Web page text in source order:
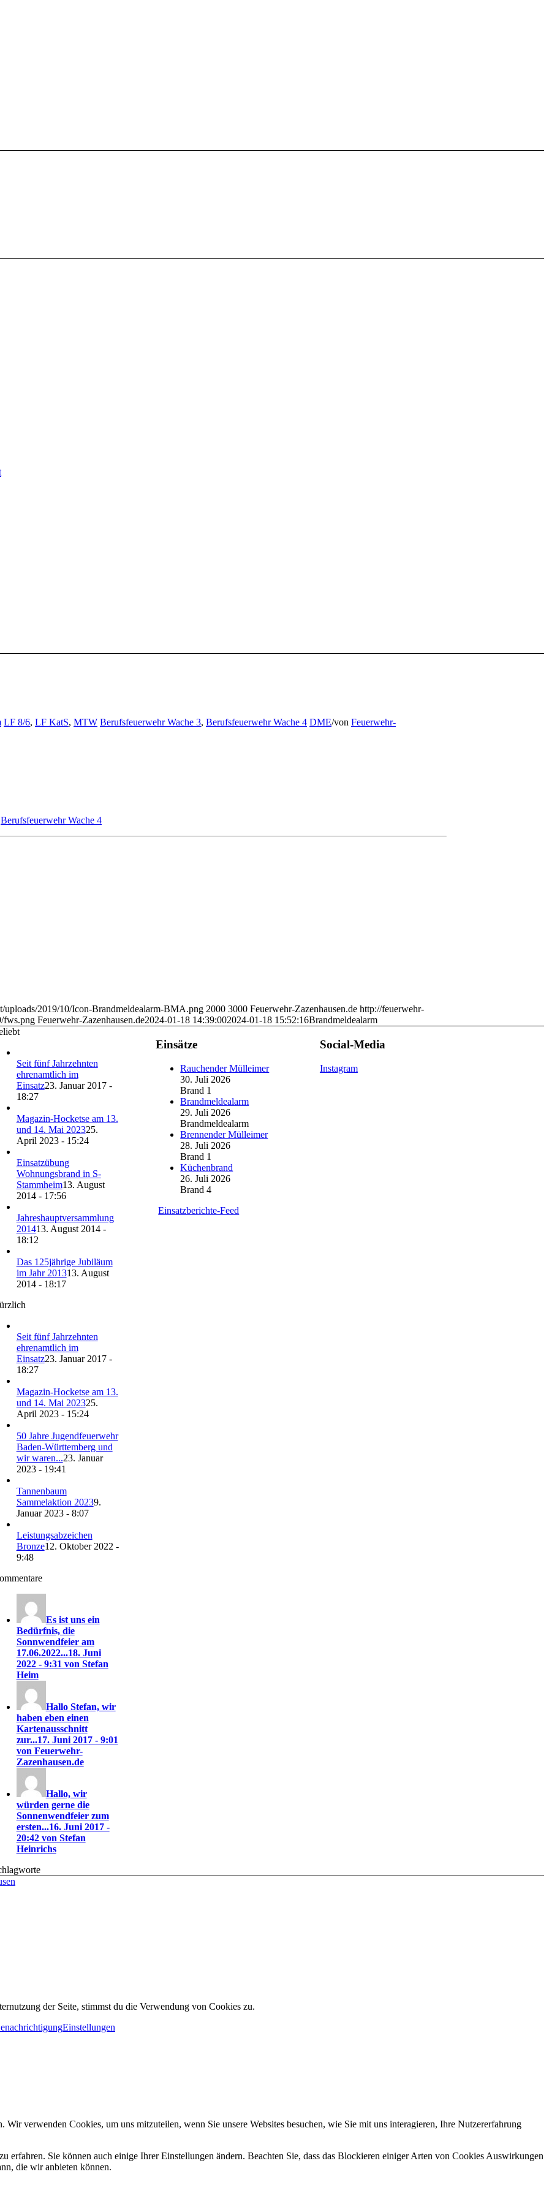
LF 8/6, LF KatS, MTW Berufsfeuerwehr Wache 3, Berufsfeuerwehr Wache 4 DME/von Feuerwehr-
Berufsfeuerwehr Wache 4
uploads/2019/10/Icon-Brandmeldealarm-BMA.png 2000 3000 Feuerwehr-Zazenhausen.de http://feuerwehr-
fws.png Feuerwehr-Zazenhausen.de2024-01-18 14:39:002024-01-18 15:52:16Brandmeldealarm
Seit fünf Jahrzehnten
ehrenamtlich im
Einsatz23. Januar 2017 -
18:27
Magazin-Hocketse am 13.
und 14. Mai 202325.
April 2023 - 15:24
Einsatzübung
Wohnungsbrand in S-
Stammheim13. August
2014 - 17:56
Jahreshauptversammlung
201413. August 2014 -
18:12
Das 125jährige Jubiläum
im Jahr 201313. August
2014 - 18:17
Seit fünf Jahrzehnten
ehrenamtlich im
Einsatz23. Januar 2017 -
18:27
Magazin-Hocketse am 13.
und 14. Mai 202325.
April 2023 - 15:24
50 Jahre Jugendfeuerwehr
Baden-Württemberg und
wir waren...23. Januar
2023 - 19:41
Tannenbaum
Sammelaktion 20239.
Januar 2023 - 8:07
Leistungsabzeichen
Bronze12. Oktober 2022 -
9:48
Es ist uns ein
Bedürfnis, die
Sonnwendfeier am
17.06.2022...18. Juni
2022 - 9:31 von Stefan
Heim
Hallo Stefan, wir
haben eben einen
Kartenausschnitt
zur...17. Juni 2017 - 9:01
von Feuerwehr-
Zazenhausen.de
Hallo, wir
würden gerne die
Sonnenwendfeier zum
ersten...16. Juni 2017 -
20:42 von Stefan
Heinrichs
Einsätze
Rauchender Mülleimer
30. Juli 2026
Brand 1
Brandmeldealarm
29. Juli 2026
Brandmeldealarm
Brennender Mülleimer
28. Juli 2026
Brand 1
Küchenbrand
26. Juli 2026
Brand 4
Einsatzberichte-Feed
Social-Media
Instagram
der Seite, stimmst du die Verwendung von Cookies zu.
Einstellungen
verwenden Cookies, um uns mitzuteilen, wenn Sie unsere Websites besuchen, wie Sie mit uns interagieren, Ihre Nutzererfahrung
erfahren. Sie können auch einige Ihrer Einstellungen ändern. Beachten Sie, dass das Blockieren einiger Arten von Cookies Auswirkungen
die wir anbieten können.